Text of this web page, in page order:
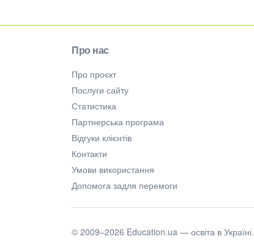
Про нас
Про проєкт
Послуги сайту
Статистика
Партнерська програма
Відгуки клієнтів
Контакти
Умови використання
Допомога задля перемоги
© 2009–2026 Education.ua — освіта в Україні.